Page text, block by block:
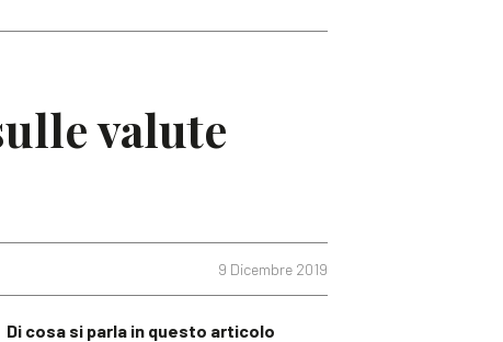
valute
9 Dicembre 2019
Di cosa si parla in questo articolo